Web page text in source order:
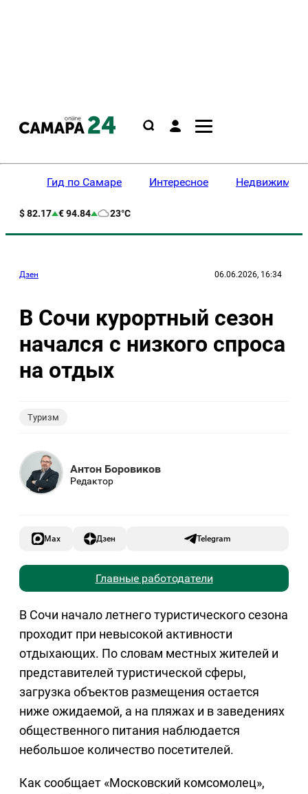
Гид по Самаре Интересное
$ 82.17 € 94.84 23°C
Дзен 06.06.2026, 16:34
В Сочи курортный сезон
начался с низкого спроса
на отдых
Туризм
Антон Боровиков
Редактор
Max Дзен Telegram
Главные работодатели
В Сочи начало летнего туристического сезона
проходит при невысокой активности
отдыхающих. По словам местных жителей и
представителей туристической сферы,
загрузка объектов размещения остается
ниже ожидаемой, а на пляжах и в заведениях
общественного питания наблюдается
небольшое количество посетителей.
Как сообщает «Московский комсомолец»,